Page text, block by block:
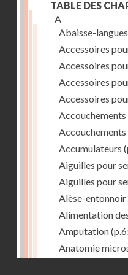
TABLE DES
A
Abaisse-langues
Accessoires
Accessoires
Accessoires
Accessoires
Accouchements
Accumulateurs
Aiguilles pour
Aiguilles pour
Alèse-entonnoir
Alimentation
Amputation
Anatomie